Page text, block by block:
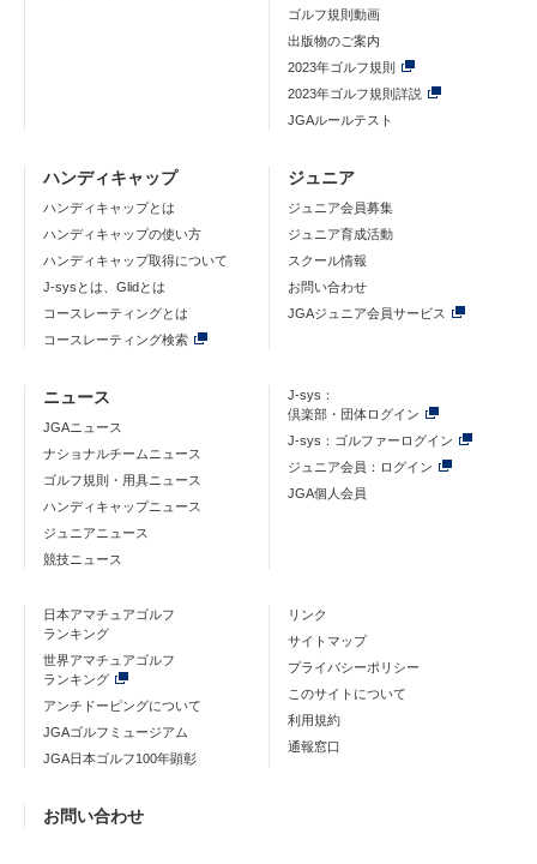
ゴルフ規則動画
出版物のご案内
2023年ゴルフ規則
2023年ゴルフ規則詳説
JGAルールテスト
ハンディキャップ
ハンディキャップとは
ハンディキャップの使い方
ハンディキャップ取得について
J-sysとは、Glidとは
コースレーティングとは
コースレーティング検索
ジュニア
ジュニア会員募集
ジュニア育成活動
スクール情報
お問い合わせ
JGAジュニア会員サービス
ニュース
JGAニュース
ナショナルチームニュース
ゴルフ規則・用具ニュース
ハンディキャップニュース
ジュニアニュース
競技ニュース
J-sys：
倶楽部・団体ログイン
J-sys：ゴルファーログイン
ジュニア会員：ログイン
JGA個人会員
日本アマチュアゴルフ
ランキング
世界アマチュアゴルフ
ランキング
アンチドーピングについて
JGAゴルフミュージアム
JGA日本ゴルフ100年顕彰
リンク
サイトマップ
プライバシーポリシー
このサイトについて
利用規約
通報窓口
お問い合わせ